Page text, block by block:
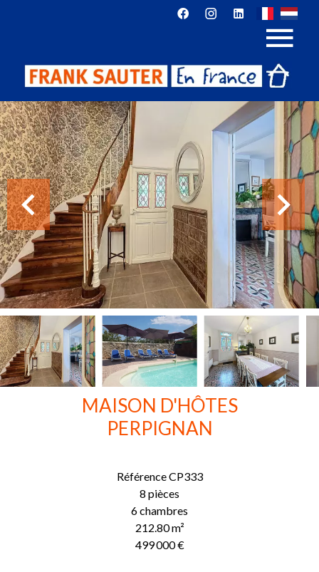
MAISON D'HÔTES
PERPIGNAN
RéférenceCP333
8 pièces
6 chambres
212.80m²
499 000 €